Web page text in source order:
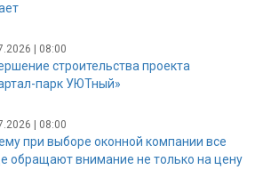
| 08:00
строительства проекта
парк УЮТный»
| 08:00
при выборе оконной компании все
обращают внимание не только на цену